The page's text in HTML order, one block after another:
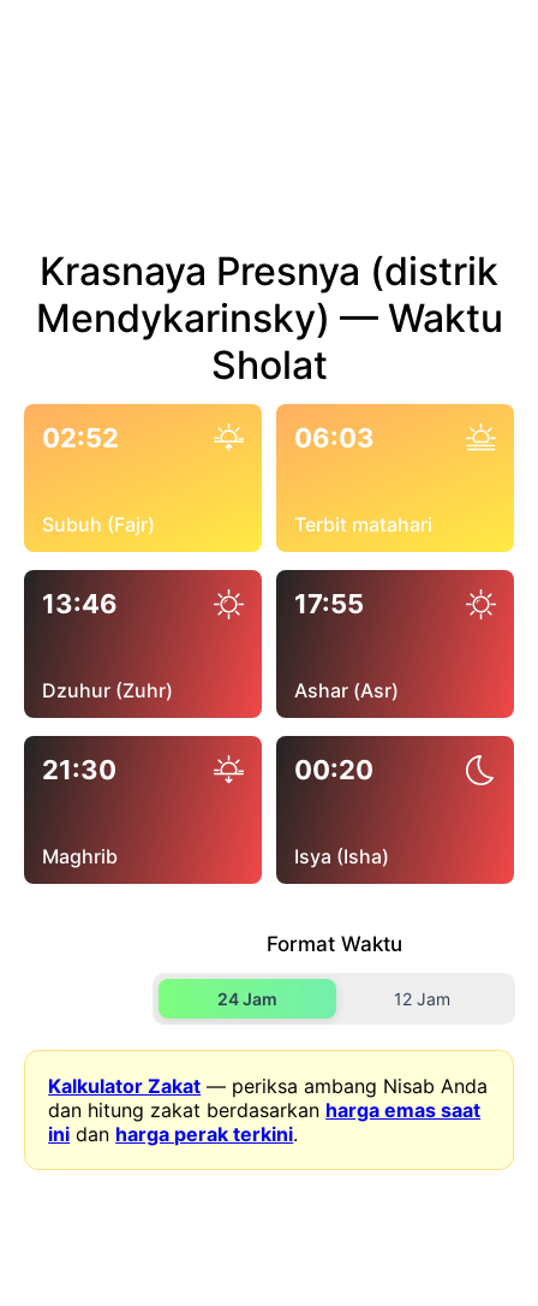
Krasnaya Presnya (distrik
Mendykarinsky) — Waktu
Sholat
02:52
Subuh (Fajr)
06:03
Terbit matahari
13:46
Dzuhur (Zuhr)
17:55
Ashar (Asr)
21:30
Maghrib
00:20
Isya (Isha)
Format Waktu
24 Jam 12 Jam
Kalkulator Zakat — periksa ambang Nisab Anda
dan hitung zakat berdasarkan harga emas saat
ini dan harga perak terkini.